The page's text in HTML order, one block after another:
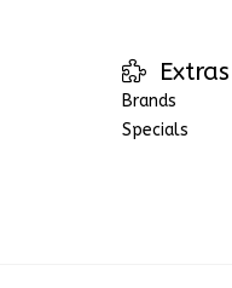
Extras
Brands
Specials